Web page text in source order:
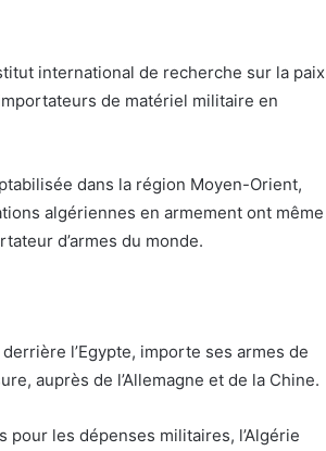
international de recherche sur la paix
de matériel militaire en
dans la région Moyen-Orient,
algériennes en armement ont même
d’armes du monde.
l’Egypte, importe ses armes de
auprès de l’Allemagne et de la Chine.
les dépenses militaires, l’Algérie